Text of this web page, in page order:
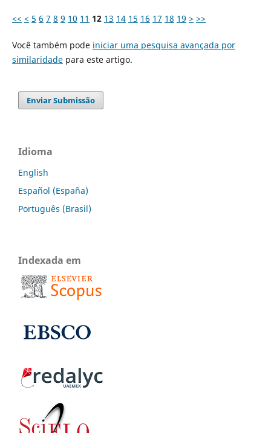
<< < 5 6 7 8 9 10 11 12 13 14 15 16 17 18 19 > >>
Você também pode iniciar uma pesquisa avançada por
similaridadepara este artigo.
Enviar Submissão
Idioma
English
Español (España)
Português (Brasil)
Indexada em